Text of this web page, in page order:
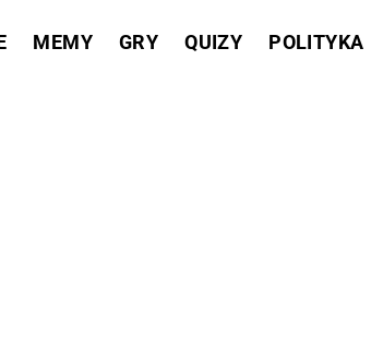
MEMY GRY QUIZY POLITYKA